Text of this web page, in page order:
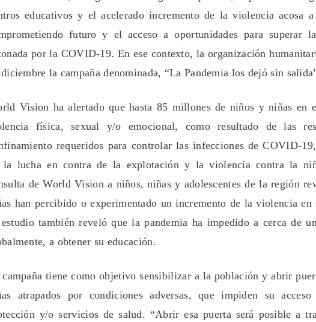
educativos y el acelerado incremento de la violencia acosa
futuro y el acceso a oportunidades para superar
por la COVID-19. En ese contexto, la organización
la campaña denominada, “La Pandemia los dejó sin
Vision ha alertado que hasta 85 millones de niños y niñas en
física, sexual y/o emocional, como resultado de las
requeridos para controlar las infecciones de COVID-
la lucha en contra de la explotación y la violencia contra la
de World Vision a niños, niñas y adolescentes de la región
han percibido o experimentado un incremento de la violencia en
también reveló que la pandemia ha impedido a cerca de
a obtener su educación.
tiene como objetivo sensibilizar a la población y abrir
atrapados por condiciones adversas, que impiden su
y/o servicios de salud. “Abrir esa puerta será posible a